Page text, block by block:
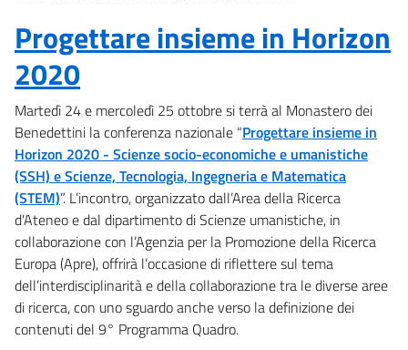
Progettare insieme in Horizon
2020
Martedì 24 e mercoledì 25 ottobre si terrà al Monastero dei
Benedettini la conferenza nazionale “Progettare insieme in
Horizon 2020 - Scienze socio-economiche e umanistiche
(SSH) e Scienze, Tecnologia, Ingegneria e Matematica
(STEM)”. L’incontro, organizzato dall’Area della Ricerca
d'Ateneo e dal dipartimento di Scienze umanistiche, in
collaborazione con l’Agenzia per la Promozione della Ricerca
Europa (Apre), offrirà l’occasione di riflettere sul tema
dell’interdisciplinarità e della collaborazione tra le diverse aree
di ricerca, con uno sguardo anche verso la definizione dei
contenuti del 9° Programma Quadro.